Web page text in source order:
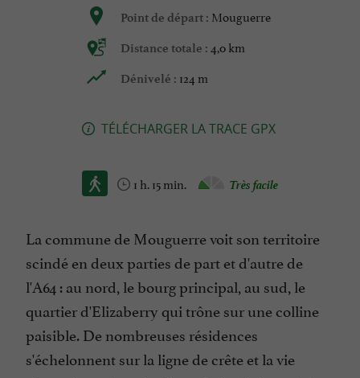
Point de départ : Mouguerre
Distance totale : 4,0 km
Dénivelé : 124 m
TÉLÉCHARGER LA TRACE GPX
1 h. 15 min. Très facile
La commune de Mouguerre voit son territoire
scindé en deux parties de part et d'autre de
l'A64 : au nord, le bourg principal, au sud, le
quartier d'Elizaberry qui trône sur une colline
paisible. De nombreuses résidences
s'échelonnent sur la ligne de crête et la vie